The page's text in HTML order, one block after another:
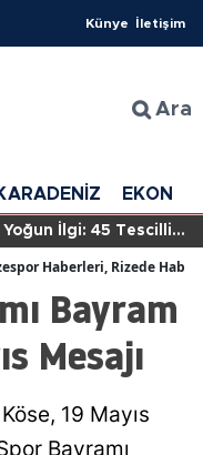
Künye İletişim
Ara
Yoğun İlgi: 45 Tescilli
Haberleri, Rizede
Bayram
Mesajı
19 Mayıs
Bayramı